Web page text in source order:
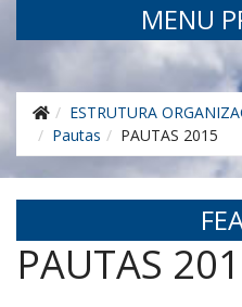
MENU
ESTRUTURA
Pautas
PAUTAS 2015
PAUTAS